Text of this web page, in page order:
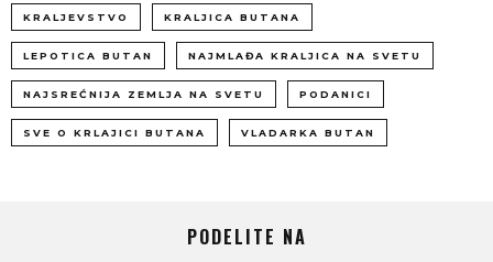
KRALJEVSTVO KRALJICA BUTANA
LEPOTICA BUTAN NAJMLAĐA KRALJICA NA SVETU
NAJSREĆNIJA ZEMLJA NA SVETU PODANICI
SVE O KRLAJICI BUTANA VLADARKA BUTAN
PODELITE NA